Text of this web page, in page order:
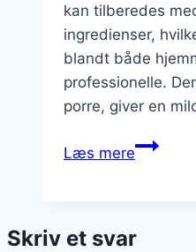
kan tilberedes
ingredienser,
blandt både
professionelle.
porre, giver en
Læs mere
svampe
Skriv et svar